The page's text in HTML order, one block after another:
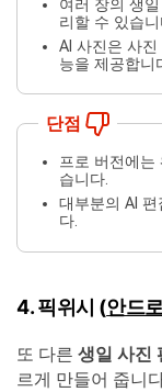
여러 장의 생
리할 수 있습니
AI 사진은 사
능을 제공합니
단점
프로 버전에는
습니다.
대부분의 AI
다.
4. 픽위시 (안드
또 다른 생일 사진
르게 만들어 줍니